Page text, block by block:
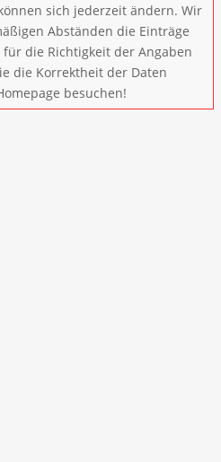
sich jederzeit ändern. Wir
Abständen die Einträge
die Richtigkeit der Angaben
die Korrektheit der Daten
besuchen!